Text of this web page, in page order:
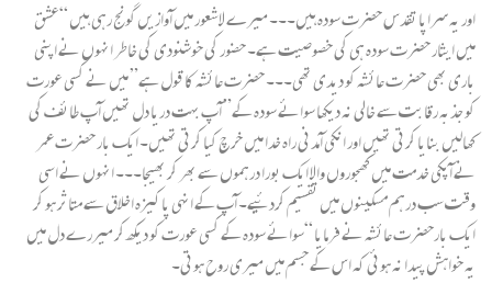
اور یہ سراپا تقدس حضرت سودہ ہیں۔۔۔ میرے لاشعور میں آوازیں گونج رہی ہیں “عشق
میں ایثار حضرت سودہ ہی کی خصوصیت ہے۔ حضور کی خوشنودی کی خاطر انہوں نے اپنی
باری بھی حضرت عائشہ کو دیدی تھی۔۔۔ حضرت عائشہ کا قول ہے” میں نے کسی عورت
کو جذبہ رقابت سے خالی نہ دیکھا سوائے سودہ کے” آپ بہت دریا دل تھیں آپ طائف کی
کھالیں بنایا کرتی تھیں اور انکی آمدنی راہ خدا میں خرچ کیا کرتی تھیں۔ ایک بار حضرت عمر
نے آپکی خدمت میں کھجوروں والا ایک بورا درہموں سے بھر کر بھیجا۔۔۔ انہوں نے اسی
وقت سب درہم مسکینوں میں تقسیم کردئیے۔ آپ کے انہی پاکیزہ اخلاق سے متاثر ہو کر
ایک بارحضرت عائشہ نے فرمایا “سوائے سودہ کے کسی عورت کو دیکھ کر میررے دل میں
یہ خواہش پیدا نہ ہوئی کہ اس کے جسم میں میری روح ہوتی۔